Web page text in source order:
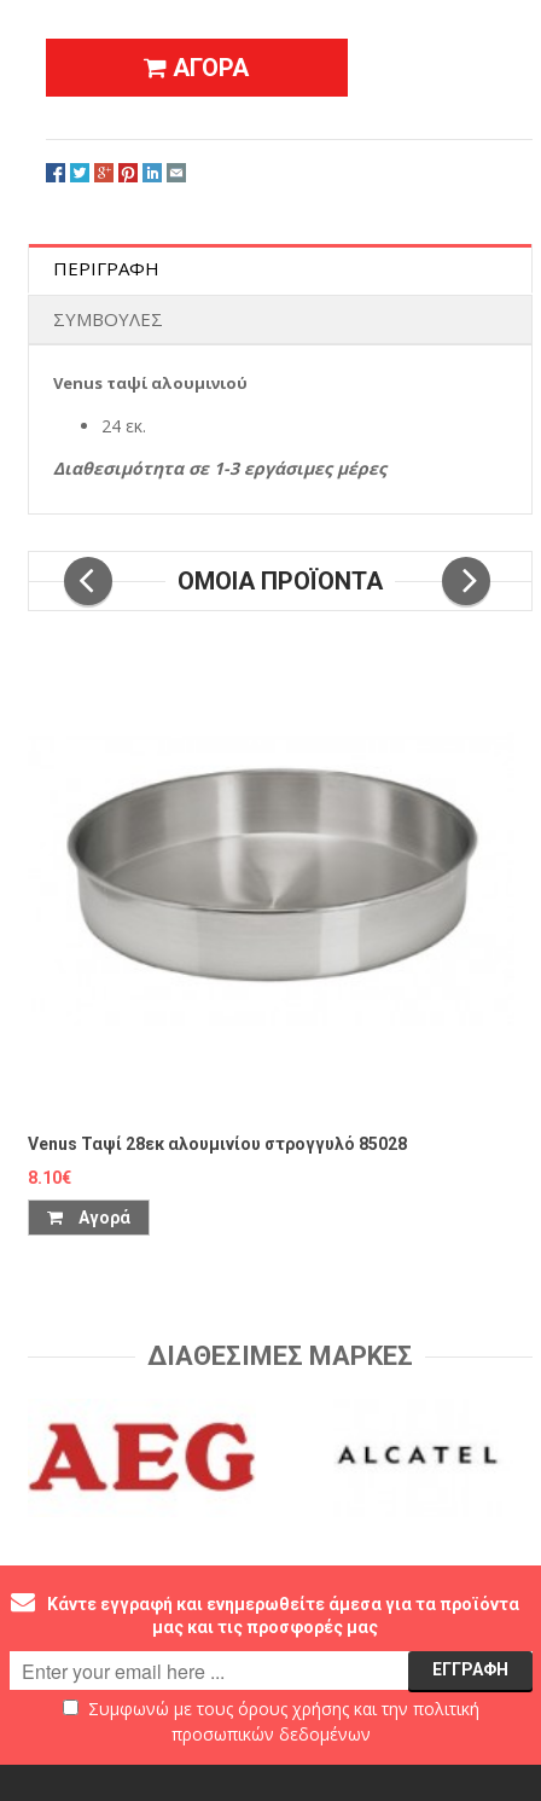
ΑΓΟΡΑ
ΠΕΡΙΓΡΑΦΗ
ΣΥΜΒΟΥΛΕΣ
Venus ταψί αλουμινιού
24 εκ.
Διαθεσιμότητα σε 1-3 εργάσιμες μέρες
ΟΜΟΙΑ ΠΡΟΪΟΝΤΑ
Venus Ταψί 28εκ αλουμινίου στρογγυλό 85028
8.10€
Αγορά
ΔΙΑΘΕΣΙΜΕΣ ΜΑΡΚΕΣ
Κάντε εγγραφή και ενημερωθείτε άμεσα για τα προϊόντα
μας και τις προσφορές μας
Συμφωνώ με τους όρους χρήσηςκαι την πολιτική
προσωπικών δεδομένων